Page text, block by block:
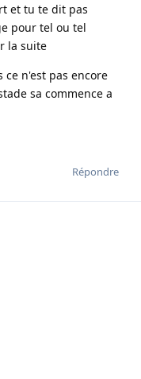
et tu te dit pas
pour tel ou tel
la suite
ce n'est pas encore
sa commence a
Répondre